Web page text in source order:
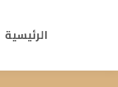
الرئيسية